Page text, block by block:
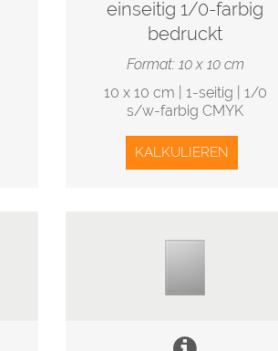
einseitig 1/0-farbig
bedruckt
Format: 10 x 10 cm
10 x 10 cm | 1-seitig | 1/0
s/w-farbig CMYK
KALKULIEREN